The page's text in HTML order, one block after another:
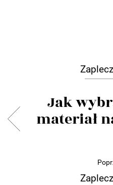
Jak
materiał